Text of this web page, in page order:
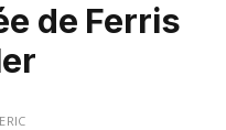
de Ferris
ERIC